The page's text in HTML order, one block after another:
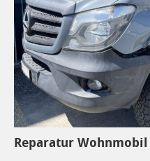
Reparatur Wohnmobil